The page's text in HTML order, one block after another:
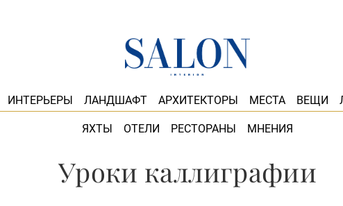
ИНТЕРЬЕРЫ ЛАНДШАФТ АРХИТЕКТОРЫ МЕСТА ВЕЩИ
ЯХТЫ ОТЕЛИ РЕСТОРАНЫ МНЕНИЯ
Уроки каллиграфии